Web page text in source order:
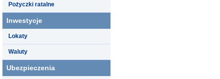
Pożyczki ratalne
Inwestycje
Lokaty
Waluty
Ubezpieczenia